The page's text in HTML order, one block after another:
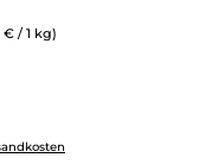
€ / 1 kg)